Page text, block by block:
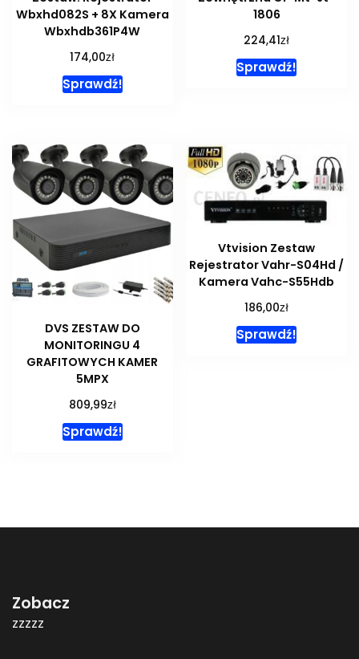
Wbxhd082S + 8X Kamera
Wbxhdb361P4W
174,00zł
Sprawdź!
1806
224,41zł
Sprawdź!
DVS ZESTAW DO
MONITORINGU 4
GRAFITOWYCH KAMER
5MPX
809,99zł
Sprawdź!
Vtvision Zestaw
Rejestrator Vahr-S04Hd /
Kamera Vahc-S55Hdb
186,00zł
Sprawdź!
Zobacz
zzzzz